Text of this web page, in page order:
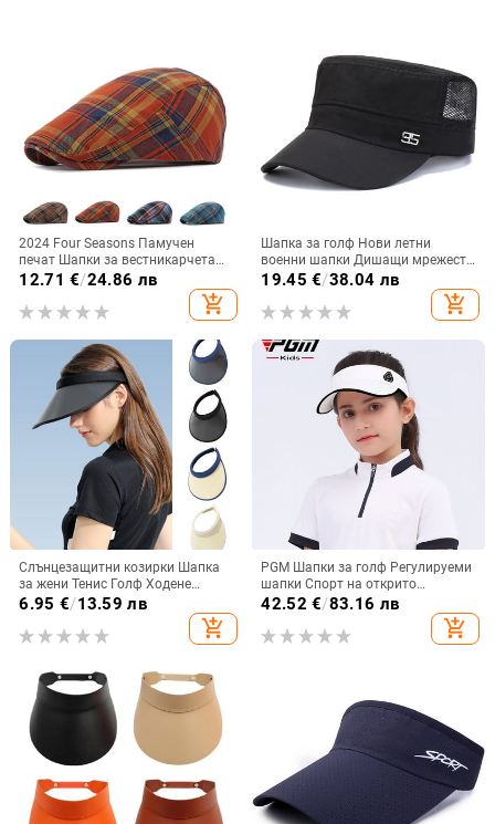
2024 Four Seasons Памучен
печат Шапки за вестникарчета
Плоска шапка с върхове Шапки с
барети за мъже и жени 161
12.71 €/24.86 лв
add_shopping_cart
Шапка за голф Нови летни
военни шапки Дишащи мрежести
шапки с плосък връх Мъже Жени
Унисекс Пулсиране на открито
Регулируеми кадетски армейски
19.45 €/38.04 лв
add_shopping_cart
Слънцезащитни козирки Шапка
за жени Тенис Голф Ходене
Бейзболно момиче Empty Top
Слънцезащитна шапка MC889
6.95 €/13.59 лв
add_shopping_cart
PGM Шапки за голф Регулируеми
шапки Спорт на открито
Колоездене Туристическа шапка
Ветроустойчиви памучни бели
42.52 €/83.16 лв
add_shopping_cart